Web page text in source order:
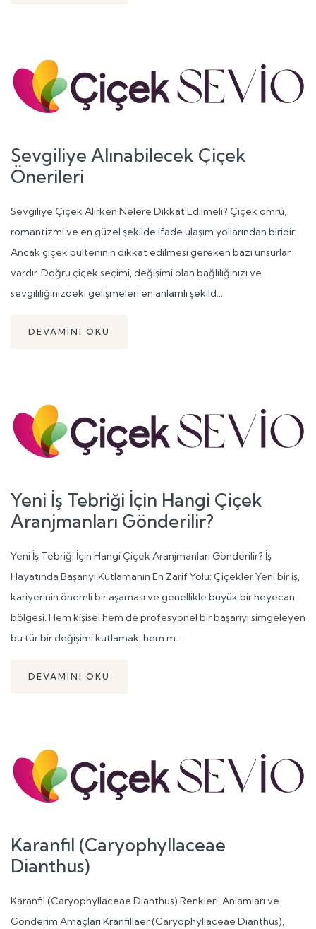
Sevgiliye Alınabilecek Çiçek
Önerileri
Sevgiliye Çiçek Alırken Nelere Dikkat Edilmeli? Çiçek ömrü,
romantizmi ve en güzel şekilde ifade ulaşım yollarından biridir.
Ancak çiçek bülteninin dikkat edilmesi gereken bazı unsurlar
vardır. Doğru çiçek seçimi, değişimi olan bağlılığınızı ve
sevgililiğinizdeki gelişmeleri en anlamlı şekild...
DEVAMINI OKU
Yeni İş Tebriği İçin Hangi Çiçek
Aranjmanları Gönderilir?
Yeni İş Tebriği İçin Hangi Çiçek Aranjmanları Gönderilir? İş
Hayatında Başarıyı Kutlamanın En Zarif Yolu: Çiçekler Yeni bir iş,
kariyerinin önemli bir aşaması ve genellikle büyük bir heyecan
bölgesi. Hem kişisel hem de profesyonel bir başarıyı simgeleyen
bu tür bir değişimi kutlamak, hem m...
DEVAMINI OKU
Karanfil (Caryophyllaceae
Dianthus)
Karanfil (Caryophyllaceae Dianthus) Renkleri, Anlamları ve
Gönderim Amaçları Kranfillaer (Caryophyllaceae Dianthus),